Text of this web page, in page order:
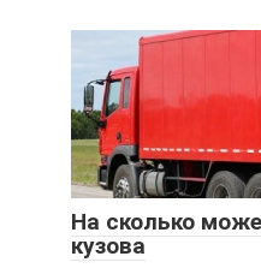
На сколько
кузова